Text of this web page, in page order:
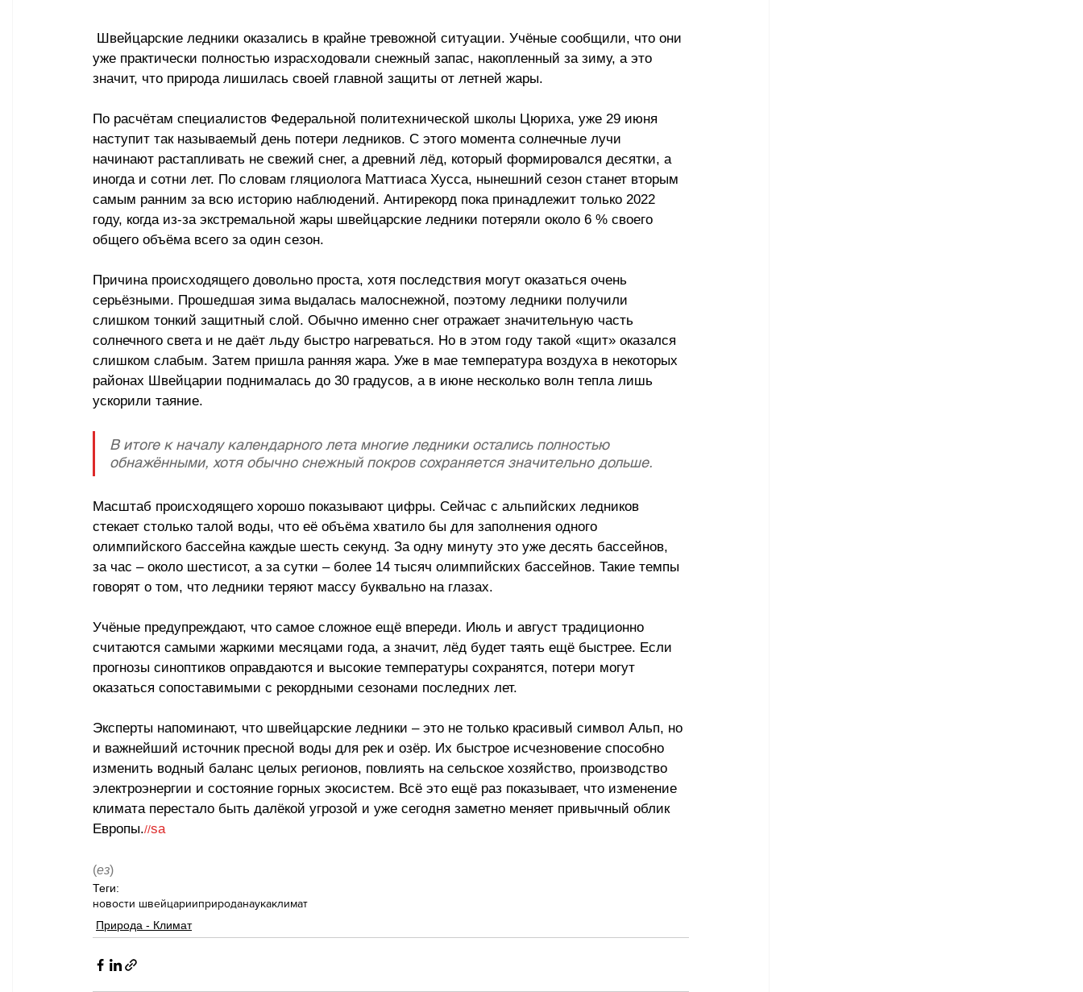
уже практически полностью израсходовали снежный запас, накопленный за зиму, а это
значит, что природа лишилась своей главной защиты от летней жары.
По расчётам специалистов Федеральной политехнической школы Цюриха, уже 29 июня
наступит так называемый день потери ледников. С этого момента солнечные лучи
начинают растапливать не свежий снег, а древний лёд, который формировался десятки, а
иногда и сотни лет. По словам гляциолога Маттиаса Хусса, нынешний сезон станет вторым
самым ранним за всю историю наблюдений. Антирекорд пока принадлежит только 2022
году, когда из-за экстремальной жары швейцарские ледники потеряли около 6 % своего
общего объёма всего за один сезон.
Причина происходящего довольно проста, хотя последствия могут оказаться очень
серьёзными. Прошедшая зима выдалась малоснежной, поэтому ледники получили
слишком тонкий защитный слой. Обычно именно снег отражает значительную часть
солнечного света и не даёт льду быстро нагреваться. Но в этом году такой «щит» оказался
слишком слабым. Затем пришла ранняя жара. Уже в мае температура воздуха в некоторых
районах Швейцарии поднималась до 30 градусов, а в июне несколько волн тепла лишь
ускорили таяние.
В итоге к началу календарного лета многие ледники остались полностью
обнажёнными, хотя обычно снежный покров сохраняется значительно дольше.
Масштаб происходящего хорошо показывают цифры. Сейчас с альпийских ледников
стекает столько талой воды, что её объёма хватило бы для заполнения одного
олимпийского бассейна каждые шесть секунд. За одну минуту это уже десять бассейнов,
за час – около шестисот, а за сутки – более 14 тысяч олимпийских бассейнов. Такие темпы
говорят о том, что ледники теряют массу буквально на глазах.
Учёные предупреждают, что самое сложное ещё впереди. Июль и август традиционно
считаются самыми жаркими месяцами года, а значит, лёд будет таять ещё быстрее. Если
прогнозы синоптиков оправдаются и высокие температуры сохранятся, потери могут
оказаться сопоставимыми с рекордными сезонами последних лет.
Эксперты напоминают, что швейцарские ледники – это не только красивый символ Альп, но
и важнейший источник пресной воды для рек и озёр. Их быстрое исчезновение способно
изменить водный баланс целых регионов, повлиять на сельское хозяйство, производство
электроэнергии и состояние горных экосистем. Всё это ещё раз показывает, что изменение
климата перестало быть далёкой угрозой и уже сегодня заметно меняет привычный облик
Европы.//sa
(ез)
Теги:
новости швейцарииприроданаукаклимат
Природа - Климат